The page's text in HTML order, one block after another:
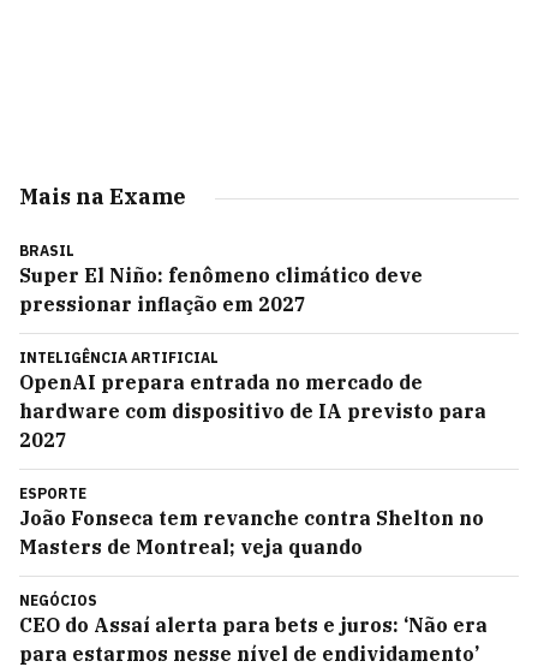
Mais na Exame
BRASIL
Super El Niño: fenômeno climático deve
pressionar inflação em 2027
INTELIGÊNCIA ARTIFICIAL
OpenAI prepara entrada no mercado de
hardware com dispositivo de IA previsto para
2027
ESPORTE
João Fonseca tem revanche contra Shelton no
Masters de Montreal; veja quando
NEGÓCIOS
CEO do Assaí alerta para bets e juros: ‘Não era
para estarmos nesse nível de endividamento’